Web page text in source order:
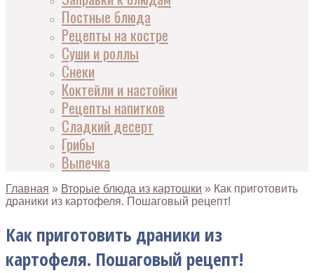
Постные блюда
Рецепты на костре
Суши и роллы
Снеки
Коктейли и настойки
Рецепты напитков
Сладкий десерт
Грибы
Выпечка
Главная » Вторые блюда из картошки » Как приготовить
драники из картофеля. Пошаговый рецепт!
Как приготовить драники из
картофеля. Пошаговый рецепт!